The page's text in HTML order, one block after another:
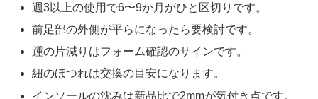
週3以上の使用で6〜9か月がひと区切りです。
前足部の外側が平らになったら要検討です。
踵の片減りはフォーム確認のサインです。
紐のほつれは交換の目安になります。
インソールの沈みは新品比で2mmが気付き点です。